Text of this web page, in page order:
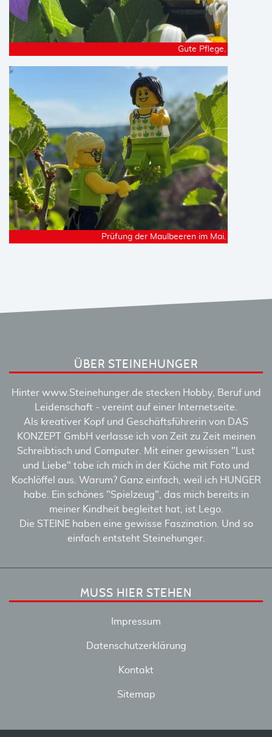
Gute Pflege.
Prüfung der Maulbeeren im Mai.
ÜBER STEINEHUNGER
Hinter www.Steinehunger.de stecken Hobby, Beruf und
Leidenschaft - vereint auf einer Internetseite.
Als kreativer Kopf und Geschäftsführerin von DAS
KONZEPT GmbH verlasse ich von Zeit zu Zeit meinen
Schreibtisch und Computer. Mit einer gewissen "Lust
und Liebe" tobe ich mich in der Küche mit Foto und
Kochlöffel aus. Warum? Ganz einfach, weil ich HUNGER
habe. Ein schönes "Spielzeug", das mich bereits in
meiner Kindheit begleitet hat, ist Lego.
Die STEINE haben eine gewisse Faszination. Und so
einfach entsteht Steinehunger.
MUSS HIER STEHEN
Impressum
Datenschutzerklärung
Kontakt
Sitemap